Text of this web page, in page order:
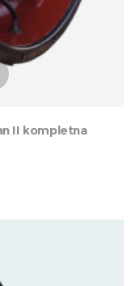
II kompletna